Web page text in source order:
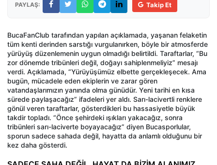
PAYLAŞ: Takip Et
BucaFanClub tarafından yapılan açıklamada, yaşanan felaketin
tüm kenti derinden sarstığı vurgulanırken, böyle bir atmosferde
yürüyüş düzenlemenin uygun olmadığı belirtildi. Taraftarlar, “Bu
zor dönemde tribünleri değil, doğayı sahiplenmeliyiz” mesajı
verdi. Açıklamada, “Yürüyüşümüz elbette gerçekleşecek. Ama
bugün, mücadele eden ekiplerin ve zarar gören
vatandaşlarımızın yanında olma günüdür. Yeni tarihi en kısa
sürede paylaşacağız” ifadeleri yer aldı. Sarı-lacivertli renklere
gönül veren taraftarlar, gösterdikleri bu hassasiyetle büyük
takdir topladı. “Önce şehirdeki ışıkları yakacağız, sonra
tribünleri sarı-laciverte boyayacağız” diyen Bucasporlular,
sporun sadece sahada değil, hayatta da anlamlı olduğunu bir
kez daha gösterdi.